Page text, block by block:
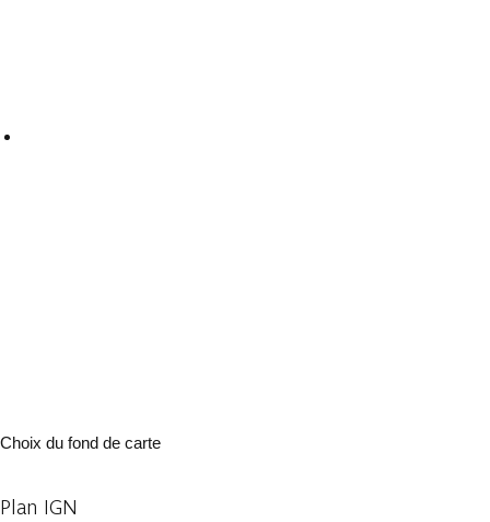
Choix du fond de carte
Plan IGN